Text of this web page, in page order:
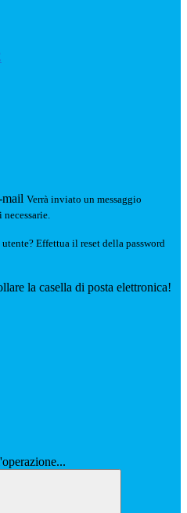
Verrà inviato un messaggio
Effettua il reset della password
la casella di posta elettronica!